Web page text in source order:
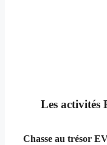
Les activités
Chasse au trésor